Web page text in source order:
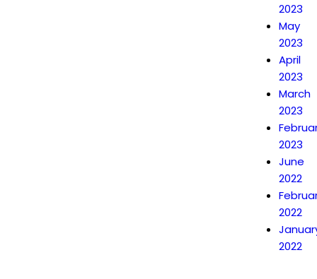
2023
May
2023
April
2023
March
2023
2023
June
2022
2022
2022